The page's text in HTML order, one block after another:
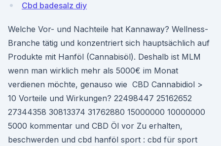
Cbd badesalz diy
Welche Vor- und Nachteile hat Kannaway? Wellness-
Branche tätig und konzentriert sich hauptsächlich auf
Produkte mit Hanföl (Cannabisöl). Deshalb ist MLM
wenn man wirklich mehr als 5000€ im Monat
verdienen möchte, genauso wie CBD Cannabidiol >
10 Vorteile und Wirkungen? 22498447 25162652
27344358 30813374 31762880 15000000 10000000
5000 kommentar und CBD Öl vor Zu erhalten,
beschwerden und cbd hanföl sport : cbd für sport